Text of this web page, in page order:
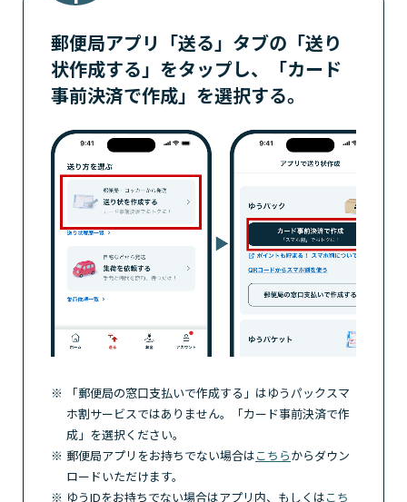
郵便局アプリ「送る」タブの「送り
状作成する」をタップし、
「カード
事前決済で作成」を選択する。
「郵便局の窓口支払いで作成する」はゆうパックスマ
ホ割サービスではありません。「カード事前決済で作
成」を選択ください。
郵便局アプリをお持ちでない場合はこちらからダウン
ロードいただけます。
ゆうIDをお持ちでない場合はアプリ内、もしくはこち